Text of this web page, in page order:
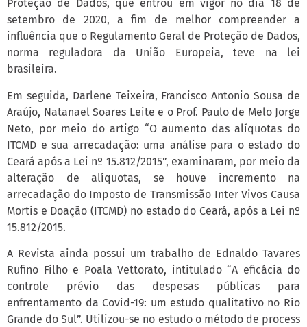
Proteção de Dados, que entrou em vigor no dia 18 de
setembro de 2020, a fim de melhor compreender a
influência que o Regulamento Geral de Proteção de Dados,
norma reguladora da União Europeia, teve na lei
brasileira.
Em seguida, Darlene Teixeira, Francisco Antonio Sousa de
Araújo, Natanael Soares Leite e o Prof. Paulo de Melo Jorge
Neto, por meio do artigo “O aumento das alíquotas do
ITCMD e sua arrecadação: uma análise para o estado do
Ceará após a Lei nº 15.812/2015”, examinaram, por meio da
alteração de alíquotas, se houve incremento na
arrecadação do Imposto de Transmissão Inter Vivos Causa
Mortis e Doação (ITCMD) no estado do Ceará, após a Lei nº
15.812/2015.
A Revista ainda possui um trabalho de Ednaldo Tavares
Rufino Filho e Poala Vettorato, intitulado “A eficácia do
controle prévio das despesas públicas para
enfrentamento da Covid-19: um estudo qualitativo no Rio
Grande do Sul”. Utilizou-se no estudo o método de process